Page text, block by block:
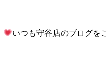
いつも守谷店のブログを